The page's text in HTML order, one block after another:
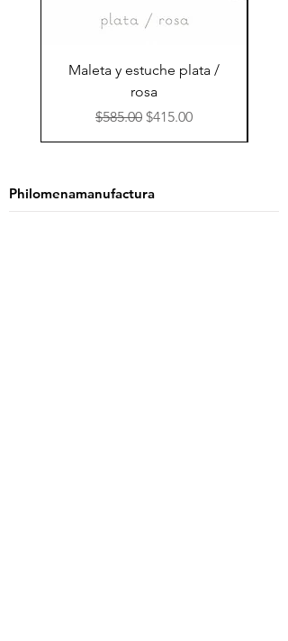
Maleta y estuche plata /
rosa
Precio
$585.00 Precio de oferta
$415.00
Philomenamanufactura